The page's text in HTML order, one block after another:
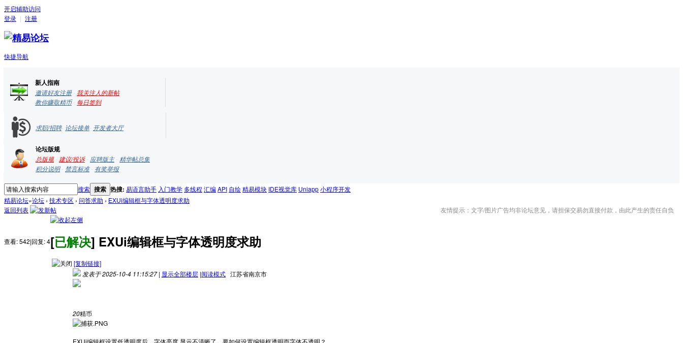
开启辅助访问
登录 | 注册
快捷导航
新人指南
邀请好友注册- 我关注人的新帖
教你赚取精币- 每日签到
求职/招聘- 论坛接单- 开发者大厅
论坛版规
总版规- 建议/投诉- 应聘版主- 精华帖总集
积分说明- 禁言标准- 有奖举报
搜索 搜索 热搜: 易语言助手 入门教学 多线程 汇编API 自绘精易模块 IDE视觉库 Uniapp小程序开发
精易论坛»论坛› 技术专区› 问答求助 › EXUi编辑框与字体透明度求助
友情提示：文字/图片广告均非论坛意见，请担保交易勿直接付款，由此产生的责任自负
返回列表
查看:542|回复:4[已解决] EXUi编辑框与字体透明度求助
[复制链接]
发表于 2025-10-4 11:15:27 | 显示全部楼层 |阅读模式 江苏省南京市
20精币
EXUi编辑框设置低透明度后，字体亮度 显示不清晰了，要如何设置编辑框透明而字体不透明？